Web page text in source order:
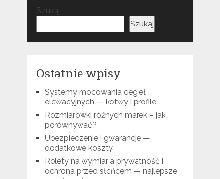
Szukaj
Szukaj
Ostatnie wpisy
Systemy mocowania cegieł
elewacyjnych — kotwy i profile
Rozmiarówki różnych marek – jak
porównywać?
Ubezpieczenie i gwarancje —
dodatkowe koszty
Rolety na wymiar a prywatność i
ochrona przed słońcem — najlepsze